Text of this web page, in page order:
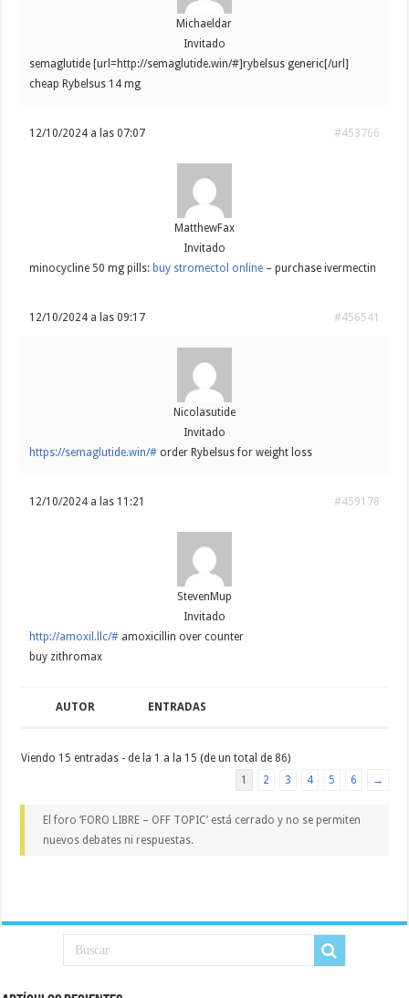
Michaeldar
Invitado
semaglutide [url=http://semaglutide.win/#]rybelsus generic[/url]
cheap Rybelsus 14 mg
12/10/2024 a las 07:07 #453766
MatthewFax
Invitado
minocycline 50 mg pills: buy stromectol online – purchase ivermectin
12/10/2024 a las 09:17 #456541
Nicolasutide
Invitado
https://semaglutide.win/# order Rybelsus for weight loss
12/10/2024 a las 11:21 #459178
StevenMup
Invitado
http://amoxil.llc/# amoxicillin over counter
buy zithromax
AUTOR ENTRADAS
Viendo 15 entradas - de la 1 a la 15 (de un total de 86)
1
2 3 4 5 6 →
El foro ‘FORO LIBRE – OFF TOPIC’ está cerrado y no se permiten
nuevos debates ni respuestas.